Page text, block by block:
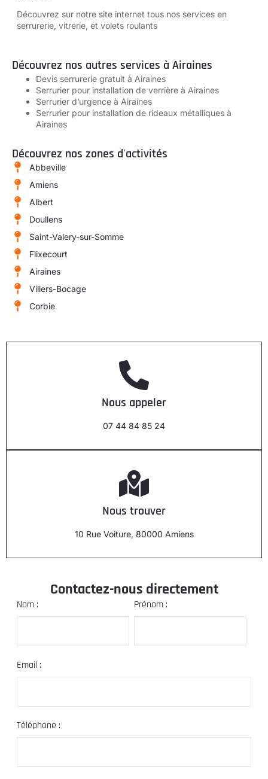
Découvrez sur notre site internet tous nos services en
serrurerie, vitrerie, et volets roulants
Découvrez nos autres services à Airaines
Devis serrurerie gratuit à Airaines
Serrurier pour installation de verrière à Airaines
Serrurier d’urgence à Airaines
Serrurier pour installation de rideaux métalliques à
Airaines
Découvrez nos zones d'activités
Abbeville
Amiens
Albert
Doullens
Saint-Valery-sur-Somme
Flixecourt
Airaines
Villers-Bocage
Corbie
Nous appeler
07 44 84 85 24
Nous trouver
10 Rue Voiture, 80000 Amiens
Contactez-nous directement
Nom : Prénom :
Email :
Téléphone :